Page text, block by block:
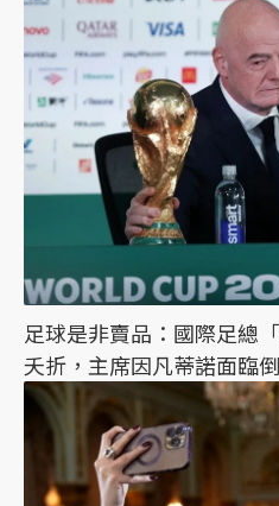
足球是非賣品：國際足總
夭折，主席因凡蒂諾面臨